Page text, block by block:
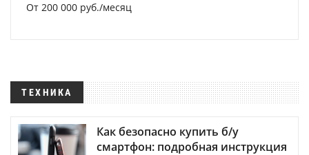
От 200 000 руб./месяц
ТЕХНИКА
Как безопасно купить б/у
смартфон: подробная инструкция